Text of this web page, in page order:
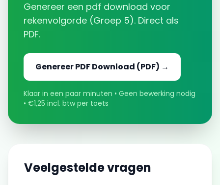
Genereer een pdf download voor
rekenvolgorde (Groep 5). Direct als
PDF.
GenereerPDF Download (PDF) →
Klaar in een paar minuten • Geen bewerking nodig
• €1,25 incl. btw per toets
Veelgestelde vragen